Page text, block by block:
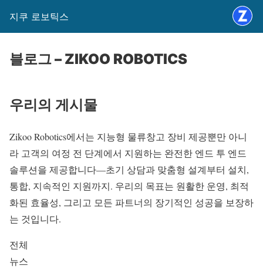
지쿠 로보틱스
블로그 – ZIKOO ROBOTICS
우리의 게시물
Zikoo Robotics에서는 지능형 물류창고 장비 제공뿐만 아니
라 고객의 여정 전 단계에서 지원하는 완전한 엔드 투 엔드
솔루션을 제공합니다—초기 상담과 맞춤형 설계부터 설치,
통합, 지속적인 지원까지. 우리의 목표는 원활한 운영, 최적
화된 효율성, 그리고 모든 파트너의 장기적인 성공을 보장하
는 것입니다.
전체
뉴스